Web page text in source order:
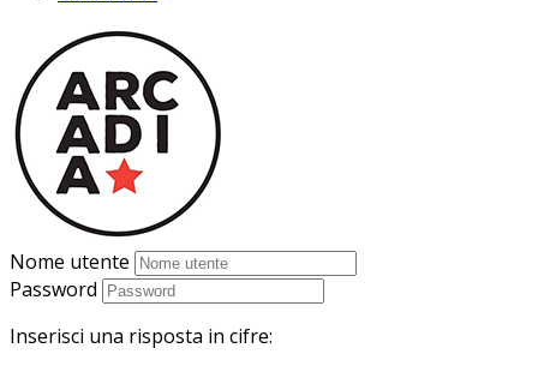
Nome utente
Password
Inserisci una risposta in cifre: